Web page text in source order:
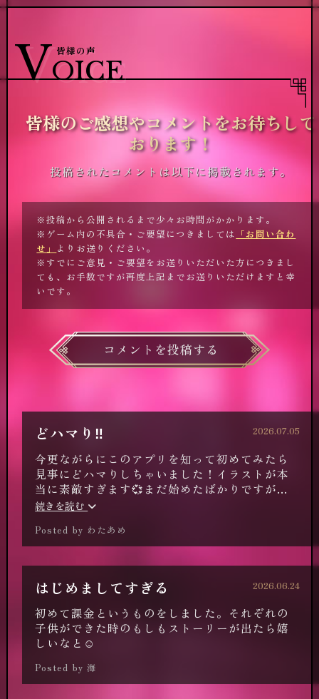
TOP NEWS
ストーリー / 世界観
M OVIE
動画 システム
VOICE CHART
相性診断
1周年記念
お知らせを受け取る
提供:
皆様の声
VOICE
皆様のご感想やコメントをお待ちして
おります！
皆様のご感想やコメントをお待ちして
おります！
投稿されたコメントは以下に掲載されます。
※投稿から公開されるまで少々お時間がかかります。
※ゲーム内の不具合・ご要望につきましては 「お問い合わ
せ」 よりお送りください。
※すでにご意見・ご要望をお送りいただいた方につきまし
ても、お手数ですが再度上記までお送りいただけますと幸
いです。
コメントを投稿する
どハマり‼️
今更ながらにこのアプリを知って初めてみたら
見事にどハマりしちゃいました！イラストが本
当に素敵すぎます💞まだ始めたばかりですが楽
しみたいです✨️
続きを読む
Posted by わたあめ
2026.07.05
はじめましてすぎる
初めて課金というものをしました。それぞれの
子供ができた時のもしもストーリーが出たら嬉
しいなと☺️
Posted by 海
2026.06.24